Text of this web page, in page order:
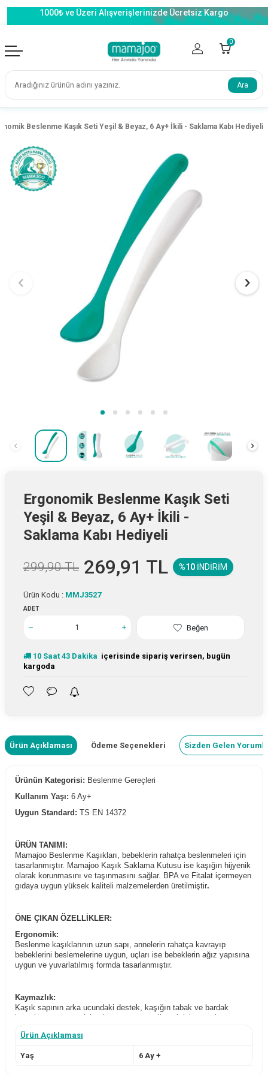
1000₺ ve Üzeri Alışverişlerinizde Ücretsiz Kargo
0
Ara
Beslenme Kaşık Seti Yeşil & Beyaz, 6 Ay+ İkili - Saklama Kabı Hediyeli
Ergonomik Beslenme Kaşık Seti
Yeşil & Beyaz, 6 Ay+ İkili -
Saklama Kabı Hediyeli
299,90TL 269,91 TL %10 İNDIRIM
Ürün Kodu : MMJ3527
ADET
Beğen
10 Saat 43 Dakika içerisinde sipariş verirsen, bugün
kargoda
Ürün Açıklaması Ödeme Seçenekleri Sizden Gelen
Ürünün Kategorisi: Beslenme Gereçleri
Kullanım Yaşı: 6 Ay+
Uygun Standard: TS EN 14372
ÜRÜN TANIMI:
Mamajoo Beslenme Kaşıkları, bebeklerin rahatça beslenmeleri için
tasarlanmıştır. Mamajoo Kaşık Saklama Kutusu ise kaşığın hijyenik
olarak korunmasını ve taşınmasını sağlar. BPA ve Fitalat içermeyen
gıdaya uygun yüksek kaliteli malzemelerden üretilmiştir.
ÖNE ÇIKAN ÖZELLİKLER:
Ergonomik:
Beslenme kaşıklarının uzun sapı, annelerin rahatça kavrayıp
bebeklerini beslemelerine uygun, uçları ise bebeklerin ağız yapısına
uygun ve yuvarlatılmış formda tasarlanmıştır.
Kaymazlık:
Kaşık sapının arka ucundaki destek, kaşığın tabak ve bardak
kenarlarına tutunup içine kaymasını engellemek için tasarlanmıştır.
Kaşık Saklama Kutusu, beslenme kaşığına uygun formu ve pratik
Ürün Açıklaması
Yaş 6 Ay +